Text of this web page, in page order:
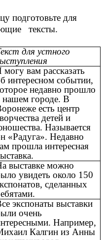
подготовьте для
тексты.
для устного
могу вам рассказать
интересном событии,
недавно прошло
нашем городе. В
есть центр
детей и
Называется
«Радуга». Недавно
прошла интересная
выставке можно
увидеть около 150
сделанных
экспонаты выставки
очень
Например,
Калгин из Анны